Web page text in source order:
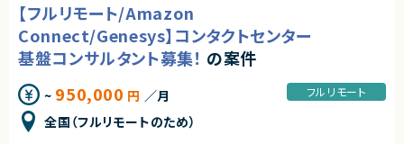
求めるスキル
【Must】
・クライアントとの折衝・調整経験
ロデューサー経験
・生成AI／AIツールを日常的に利用し、「まずAIに任せてみる」発想で業務設
計ができる方
・目的やKPIから逆算してタスクや体制を組み立てられる推進力
ExcelやBIツールを活用したデータ分析・可視化を通じて、経営判断を支える
仕組みづくりに携わるポジションです。
【業務内容】
・mcframeを用いた管理会計業務の対応・運用支援
・予実管理／原価管理に関するデータ整理・分析
・KPI設計および業績管理レポートの作成
・現行業務フローの整理およびTo-Be業務設計
・Excel・BIツールを活用したデータ分析、可視化
【フルリモート/Amazon
Connect/Genesys】コンタクトセンター
基盤コンサルタント募集！ の案件
~ 950,000 円 ／月
全国（フルリモートのため）
フルリモート